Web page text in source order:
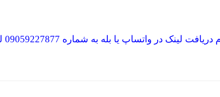
در واتساپ یا بله به شماره 09059227877 لطفا پیام دهید